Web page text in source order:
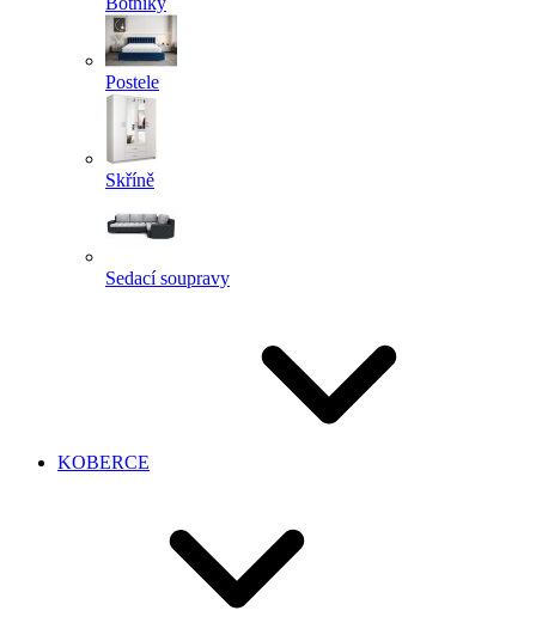
Postele
Skříně
Sedací soupravy
KOBERCE